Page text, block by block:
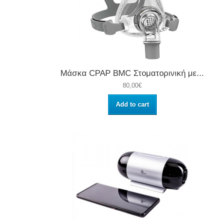
Μάσκα CPAP BMC Στοματορινική με...
80,00€
Add to cart